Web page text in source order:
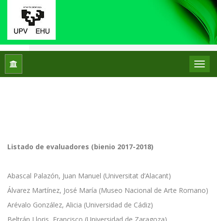
Inicio
Listado de evaluadores (bienio 2017-2018)
Abascal Palazón, Juan Manuel (Universitat d’Alacant)
Álvarez Martínez, José María (Museo Nacional de Arte Romano)
Arévalo González, Alicia (Universidad de Cádiz)